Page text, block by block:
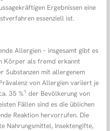
Ergebnissen eine
essenziell ist.
Allergien – insgesamt gibt es
Körper als fremd erkannt
Substanzen mit allergenem
von Allergien variiert je
35 %1 der Bevölkerung von
Fällen sind es die üblichen
Reaktion hervorrufen. Die
Nahrungsmittel, Insektengifte,